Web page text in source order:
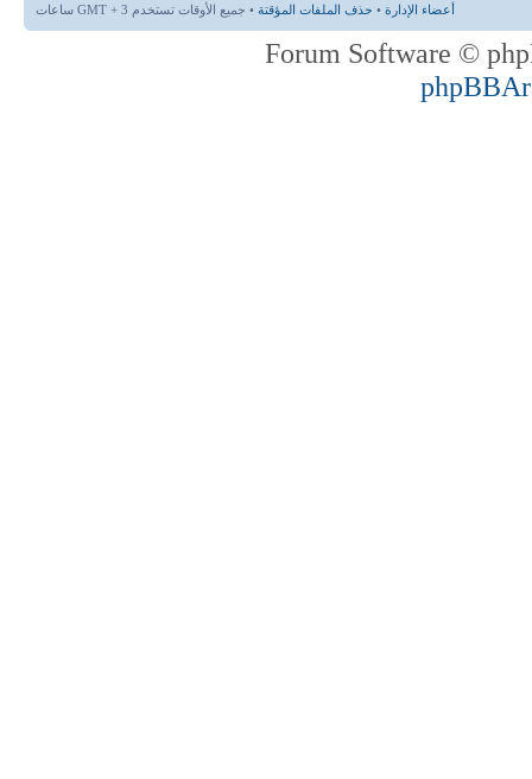
أعضاء الإدارة • حذف الملفات المؤقتة • جميع الأوقات تستخدم GMT + 3 ساعات